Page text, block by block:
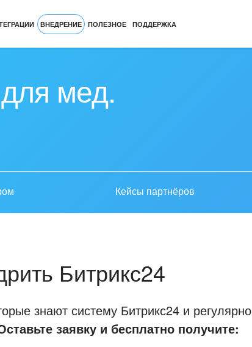
ВНЕДРЕНИЕ ПОЛЕЗНОЕ ПОДДЕРЖКА
мед.
Кейсы партнёров
Битрикс24
знают систему Битрикс24 и регулярно
заявку и бесплатно получите: